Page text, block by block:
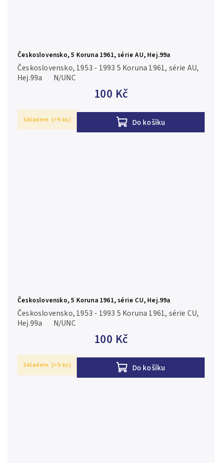
Československo, 5 Koruna 1961, série AU, Hej.99a
100 Kč
Do košíku
Československo, 1953 - 1993 5 Koruna 1961, série AU,
Hej.99a N/UNC
Skladem (>5 ks)
Československo, 5 Koruna 1961, série CU, Hej.99a
100 Kč
Do košíku
Československo, 1953 - 1993 5 Koruna 1961, série CU,
Hej.99a N/UNC
Skladem (>5 ks)